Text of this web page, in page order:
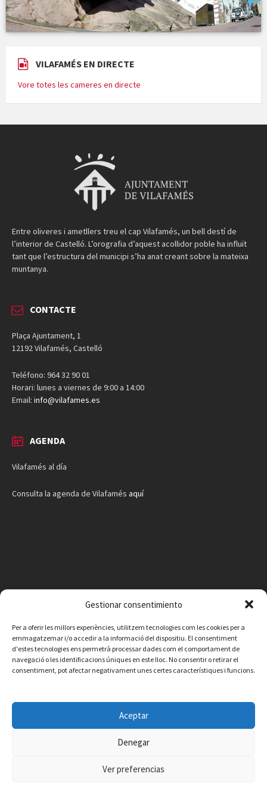
Gestionar consentimiento
Per a oferir les millors experiències, utilitzem tecnologies com les cookies per a
emmagatzemar i/o accedir a la informació del dispositiu. El consentiment
d'estes tecnologies ens permetrà processar dades com el comportament de
navegació o les identificacions úniques en este lloc. No consentir o retirar el
consentiment, pot afectar negativament unes certes característiques i funcions.
Aceptar
Denegar
Ver preferencias
VILAFAMÉS EN DIRECTE
Vore totes les cameres en directe
Entre oliveres i ametllers treu el cap Vilafamés, un bell destí de
l’interior de Castelló. L’orografia d’aquest acollidor poble ha influït
tant que l’estructura del municipi s’ha anat creant sobre la mateixa
muntanya.
CONTACTE
Plaça Ajuntament, 1
12192 Vilafamés, Castelló
Teléfono: 964 32 90 01
Horari: lunes a viernes de 9:00 a 14:00
Email: info@vilafames.es
AGENDA
Vilafamés al día
Consulta la agenda de Vilafamés aquí
FacebookInstagram
X YouTubeEmail
Contacte Avís legal Política de privacitat Política de cookies
© 2026 Ajuntament de Vilafamés - Desarrollada por